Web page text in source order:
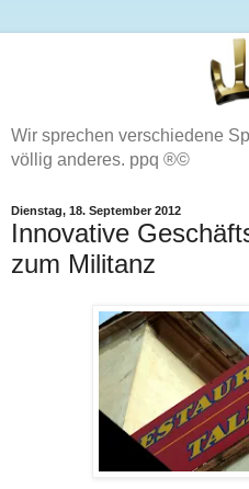
Wir sprechen verschiedene
völlig anderes. ppq ®©
Dienstag, 18. September 2012
Innovative
zum Militanz